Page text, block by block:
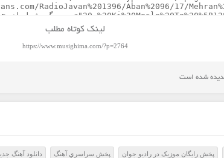
لینک کوتاه مطلب
https://www.musighima.com/?p=2764
پخش رايگان موزيک در راديو جوان پخش سراسري آهنگ دانلود آهنگ